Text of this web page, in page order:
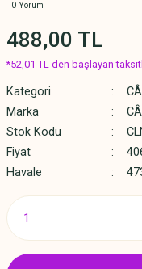
0 Yorum
488,00 TL
*52,01 TL den başlayan
Kategori
Marka
Stok Kodu
Fiyat
Havale